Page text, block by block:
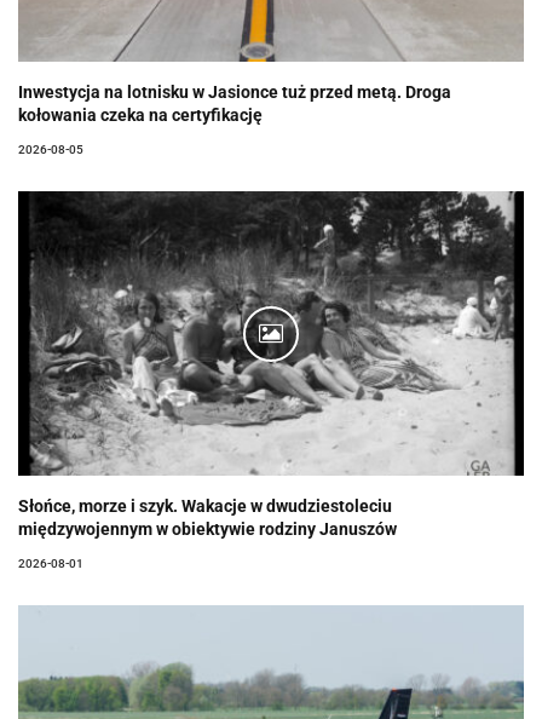
Inwestycja na lotnisku w Jasionce tuż przed metą. Droga
kołowania czeka na certyfikację
2026-08-05
Słońce, morze i szyk. Wakacje w dwudziestoleciu
międzywojennym w obiektywie rodziny Januszów
2026-08-01